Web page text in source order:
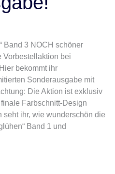
Band 3 NOCH schöner
Vorbestellaktion bei
bekommt ihr
Sonderausgabe mit
Die Aktion ist exklusiv
Farbschnitt-Design
ihr, wie wunderschön die
Band 1 und